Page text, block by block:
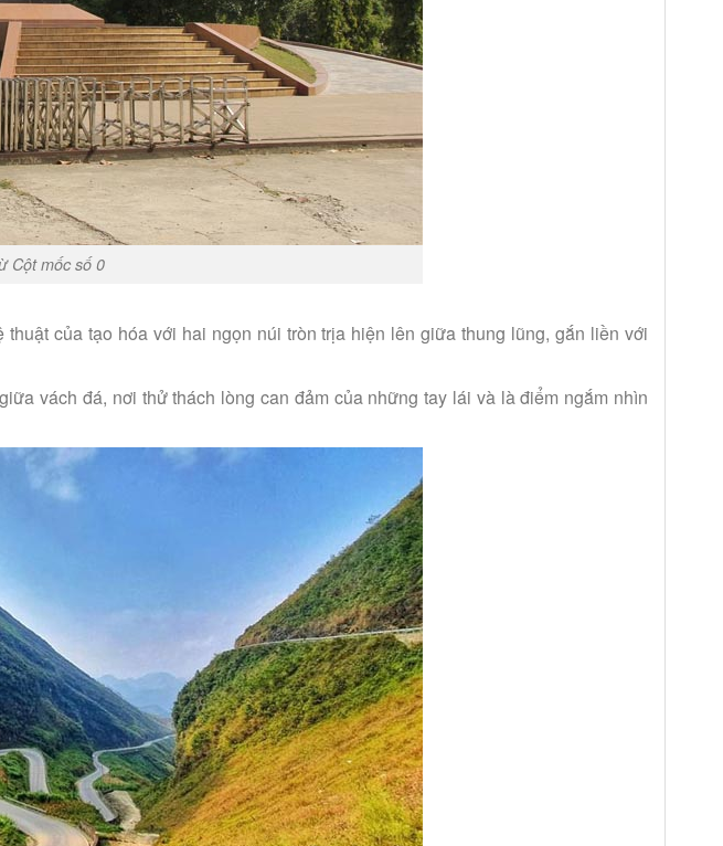
Cột mốc số 0
thuật của tạo hóa với hai ngọn núi tròn trịa hiện lên giữa thung lũng, gắn liền với
vách đá, nơi thử thách lòng can đảm của những tay lái và là điểm ngắm nhìn